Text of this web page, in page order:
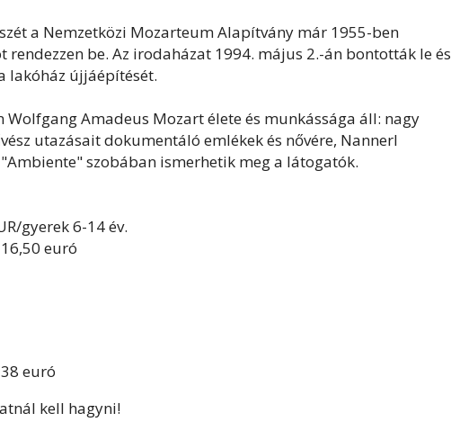
a Nemzetközi Mozarteum Alapítvány már 1955-ben
be. Az irodaházat 1994. május 2.-án bontották le és
lakóház újjáépítését.
Amadeus Mozart élete és munkássága áll: nagy
utazásait dokumentáló emlékek és nővére, Nannerl
szobában ismerhetik meg a látogatók.
gyerek 6-14 év.
euró
euró
kell hagyni!